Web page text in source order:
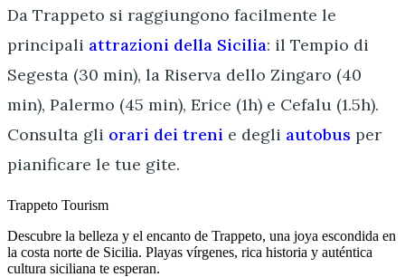
Da Trappeto si raggiungono facilmente le
principali attrazioni della Sicilia: il Tempio di
Segesta (30 min), la Riserva dello Zingaro (40
min), Palermo (45 min), Erice (1h) e Cefalu (1.5h).
Consulta gli orari dei treni e degli autobus per
pianificare le tue gite.
Trappeto Tourism
Descubre la belleza y el encanto de Trappeto, una joya escondida en
la costa norte de Sicilia. Playas vírgenes, rica historia y auténtica
cultura siciliana te esperan.